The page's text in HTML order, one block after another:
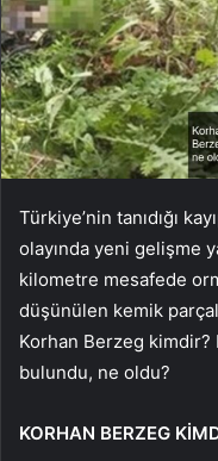
Türkiye’nin tanıdığı
olayında yeni gelişme
kilometre mesafede
düşünülen kemik
Korhan Berzeg
bulundu, ne oldu?
KORHAN BERZEG